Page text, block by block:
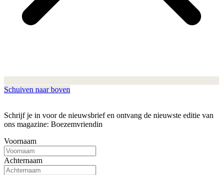
Schuiven naar boven
Schrijf je in voor de nieuwsbrief en ontvang de nieuwste editie van
ons magazine: Boezemvriendin
Voornaam
Achternaam